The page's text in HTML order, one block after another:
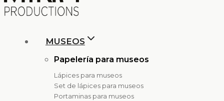
MUSEOS
Papelería para museos
Lápices para museos
Set de lápices para museos
Portaminas para museos